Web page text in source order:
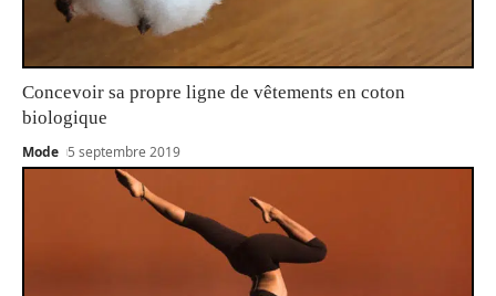
Concevoir sa propre ligne de vêtements en coton
biologique
Mode 5 septembre 2019